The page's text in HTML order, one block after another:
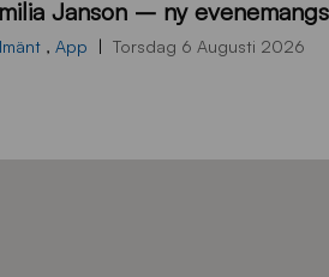
, App Torsdag 6 Augusti 2026